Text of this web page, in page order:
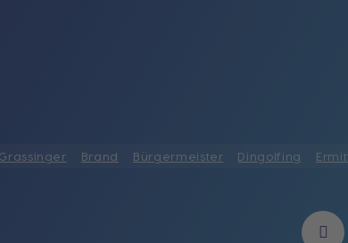
Brand Bürgermeister Dingolfing